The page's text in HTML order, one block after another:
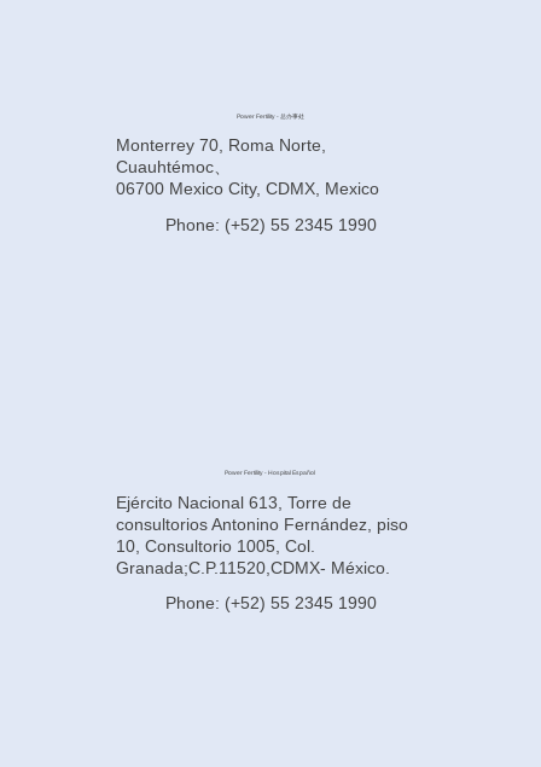
Power Fertility - 总办事处
Monterrey 70, Roma Norte,
Cuauhtémoc、
06700 Mexico City, CDMX, Mexico
Phone: (+52) 55 2345 1990
Power Fertility - Hospital Español
Ejército Nacional 613, Torre de
consultorios Antonino Fernández, piso
10, Consultorio 1005, Col.
Granada;C.P.11520,CDMX- México.
Phone: (+52) 55 2345 1990